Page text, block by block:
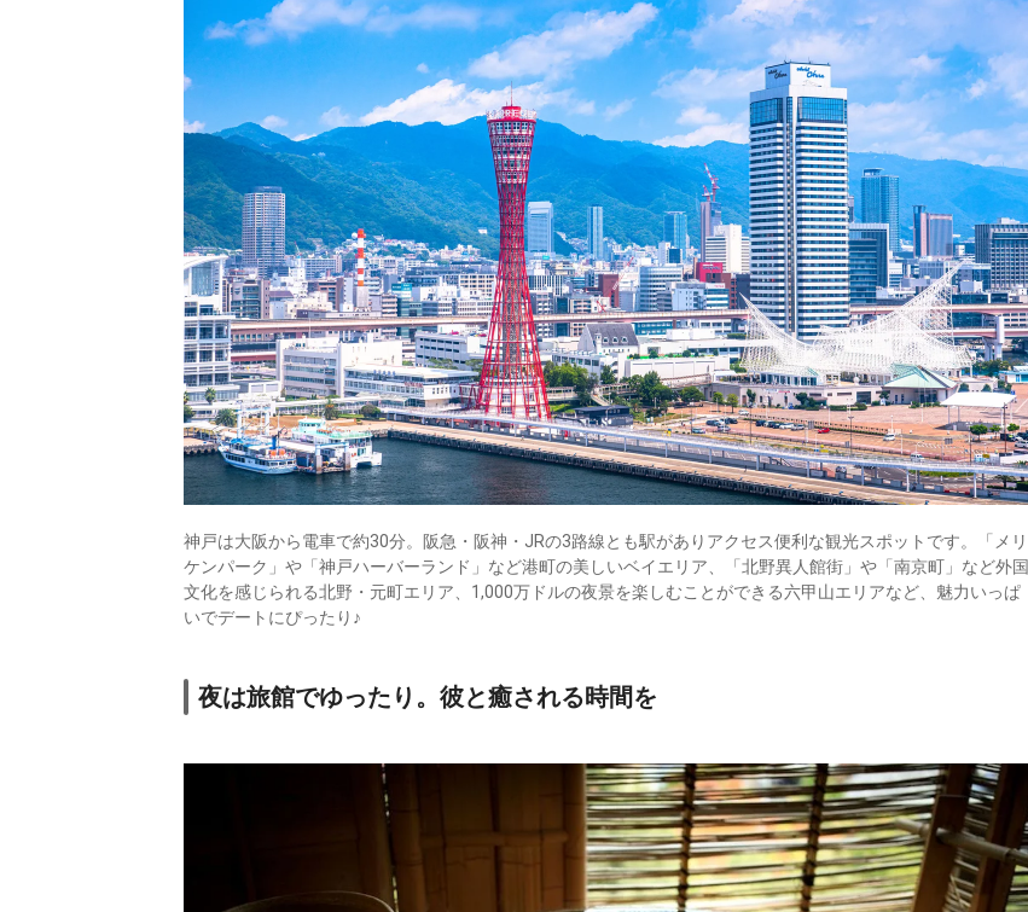
神戸は大阪から電車で約30分。阪急・阪神・JRの3路線とも駅がありアクセス便利な観光スポットです。「メリ
ケンパーク」や「神戸ハーバーランド」など港町の美しいベイエリア、「北野異人館街」や「南京町」など外国
文化を感じられる北野・元町エリア、1,000万ドルの夜景を楽しむことができる六甲山エリアなど、魅力いっぱ
いでデートにぴったり♪
夜は旅館でゆったり。彼と癒される時間を